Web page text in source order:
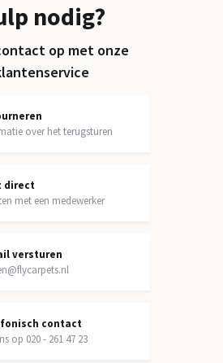
nodig?
op met onze
over het terugsturen
direct
met een medewerker
versturen
contact
op 020 - 261 47 23